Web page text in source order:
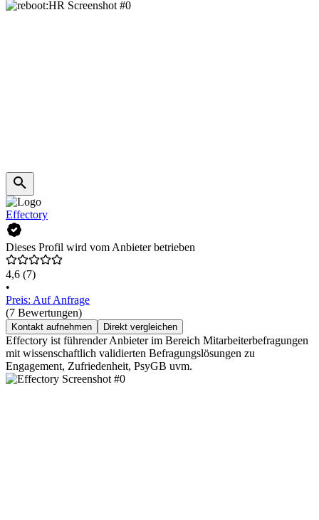
Effectory
Dieses Profil wird vom Anbieter betrieben
4,6 (7)
•
Preis: Auf Anfrage
(7 Bewertungen)
Kontakt aufnehmen Direkt vergleichen
Effectory ist führender Anbieter im Bereich Mitarbeiterbefragungen
mit wissenschaftlich validierten Befragungslösungen zu
Engagement, Zufriedenheit, PsyGB uvm.